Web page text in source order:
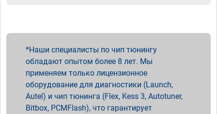
Наши специалисты по чип тюнингу
обладают опытом более 8 лет. Мы
применяем только лицензионное
оборудование для диагностики (Launch,
Autel) и чип тюнинга (Flex, Kess 3, Autotuner,
Bitbox, PCMFlash), что гарантирует